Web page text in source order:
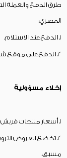
طرق الدفع والعملة
المصري:
1. الدفع عند الاستلام.
2. الدفع علي موقع شركة فريش بالبطاقات الإئتمانية من ماستركارد وفييزا.
إخلاء مسؤولية
1. أسعار منتجات فريش علي الموقع مُسعره بالجنية المصري.
2. تخضع العروض
مسبق.